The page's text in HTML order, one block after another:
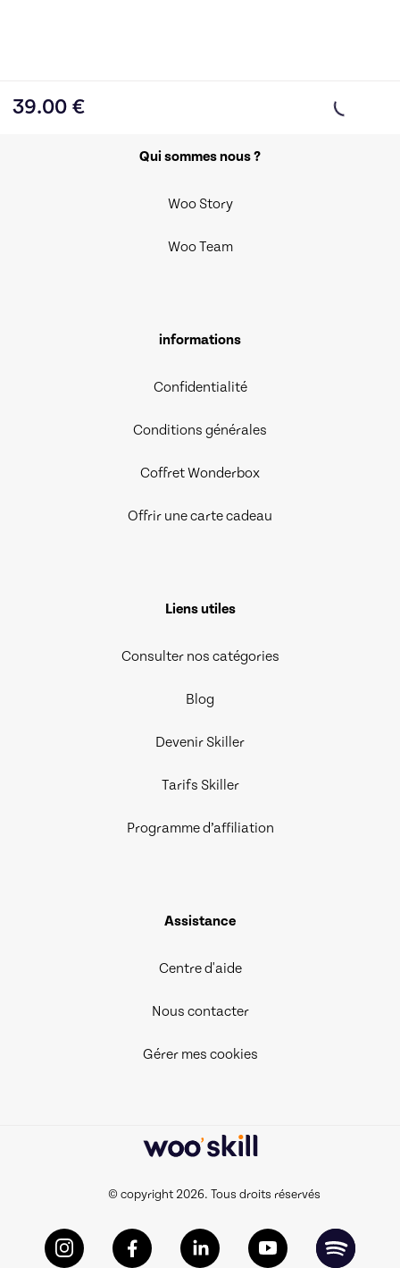
39.00 €
Qui sommes nous ?
Woo Story
Woo Team
informations
Confidentialité
Conditions générales
Coffret Wonderbox
Offrir une carte cadeau
Liens utiles
Consulter nos catégories
Blog
Devenir Skiller
Tarifs Skiller
Programme d’affiliation
Assistance
Centre d'aide
Nous contacter
Gérer mes cookies
© copyright 2026. Tous droits réservés